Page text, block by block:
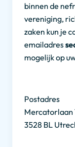
binnen de
vereniging,
zaken kun je
emailadres
mogelijk op
Postadres
Mercatorlaan
3528 BL